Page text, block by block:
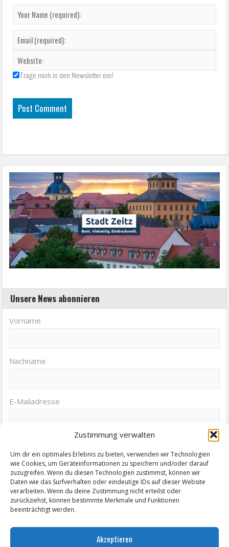
Zustimmung verwalten
Um dir ein optimales Erlebnis zu bieten, verwenden wir Technologien
wie Cookies, um Geräteinformationen zu speichern und/oder darauf
zuzugreifen. Wenn du diesen Technologien zustimmst, können wir
Daten wie das Surfverhalten oder eindeutige IDs auf dieser Website
verarbeiten. Wenn du deine Zustimmung nicht erteilst oder
zurückziehst, können bestimmte Merkmale und Funktionen
beeinträchtigt werden.
Akzeptieren
Trage mich in den Newsletter ein!
Unsere News abonnieren
Vorname
Nachname
E-Mailadresse
Termine von Zeitz.de
KABINETTAUSSTELLUNG "Elisabeth Voigt (1893 - 1977) Malerin.
Ausstellungseröffnung "Der Weg ist das Ziel" - Christiane Senf